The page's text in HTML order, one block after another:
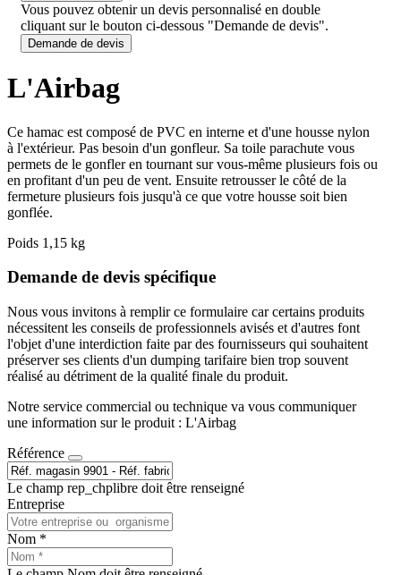
Vous pouvez obtenir un devis personnalisé en double
cliquant sur le bouton ci-dessous "Demande de devis".
Demande de devis
L'Airbag
Ce hamac est composé de PVC en interne et d'une housse nylon
à l'extérieur. Pas besoin d'un gonfleur. Sa toile parachute vous
permets de le gonfler en tournant sur vous-même plusieurs fois ou
en profitant d'un peu de vent. Ensuite retrousser le côté de la
fermeture plusieurs fois jusqu'à ce que votre housse soit bien
gonflée.
Poids 1,15 kg
Demande de devis spécifique
Nous vous invitons à remplir ce formulaire car certains produits
nécessitent les conseils de professionnels avisés et d'autres font
l'objet d'une interdiction faite par des fournisseurs qui souhaitent
préserver ses clients d'un dumping tarifaire bien trop souvent
réalisé au détriment de la qualité finale du produit.
Notre service commercial ou technique va vous communiquer
une information sur le produit : L'Airbag
Référence
Le champ rep_chplibre doit être renseigné
Entreprise
Nom *